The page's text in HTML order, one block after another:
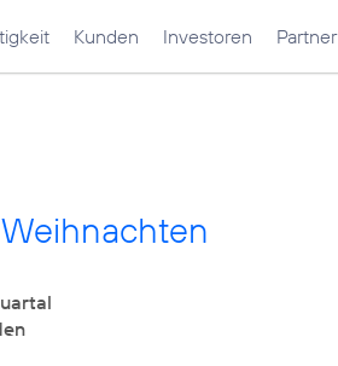
Kunden Investoren Partner